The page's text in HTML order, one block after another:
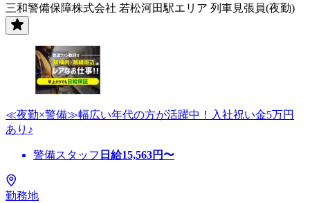
三和警備保障株式会社 若松河田駅エリア 列車見張員(夜勤)
≪夜勤×警備≫幅広い年代の方が活躍中！入社祝い金5万円
あり♪
警備スタッフ 日給15,563円〜
勤務地